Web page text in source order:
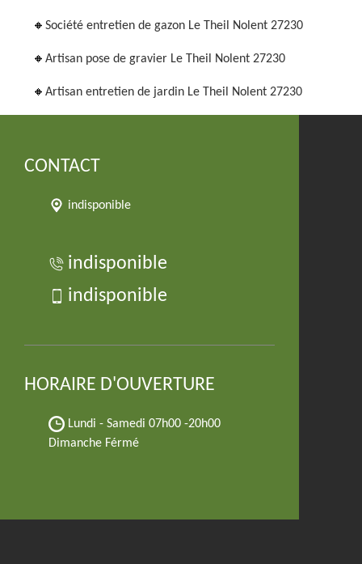
Société entretien de gazon Le Theil Nolent 27230
Artisan pose de gravier Le Theil Nolent 27230
Artisan entretien de jardin Le Theil Nolent 27230
CONTACT
indisponible
indisponible
indisponible
HORAIRE D'OUVERTURE
Lundi - Samedi 07h00 -20h00
Dimanche Férmé